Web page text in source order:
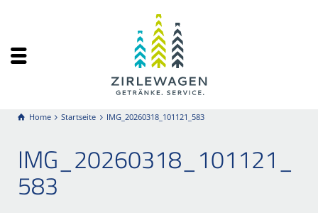
Home Startseite IMG_20260318_101121_583
IMG_20260318_101121_
583